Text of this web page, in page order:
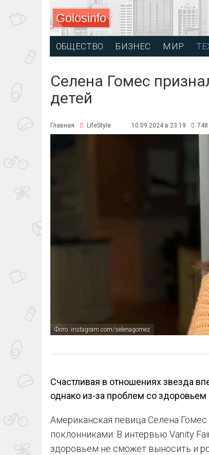
Golosinfo
ОБЩЕСТВО БИЗНЕС МИР
Селена Гомес
детей
Главная LifeStyle 10.09.2024 в 23:19 748
Фото: instagram.com/selenagomez
Счастливая в отношениях звезда
однако из-за проблем со
Американская певица Селена
поклонниками. В интервью Vanity
здоровьем не сможет выносить и